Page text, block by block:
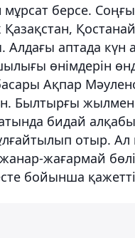
берсе.
Қазақстан,
аптада күн
өнімдерін
Ақпар
Былтырғы
бидай
отыр. Ал
жағармай
бойынша